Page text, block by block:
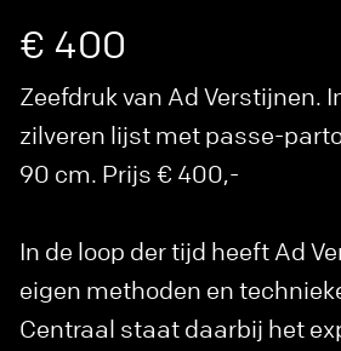
€ 400
Zeefdruk van Ad Verstijnen.
zilveren lijst met passe-
90 cm. Prijs € 400,-
In de loop der tijd heeft Ad
eigen methoden en
Centraal staat daarbij het